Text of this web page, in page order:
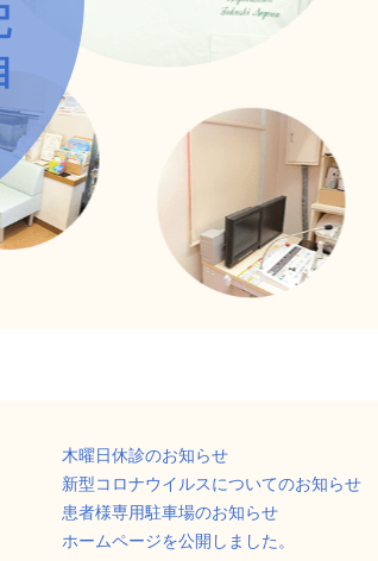
木曜日休診のお知らせ
新型コロナウイルスについてのお知らせ
患者様専用駐車場のお知らせ
ホームページを公開しました。